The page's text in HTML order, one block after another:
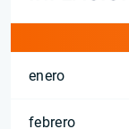
enero
febrero